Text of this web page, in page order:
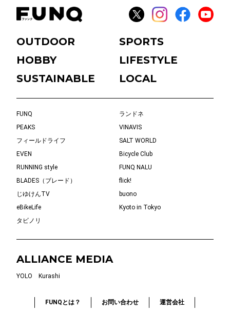
OUTDOOR
SPORTS
HOBBY
LIFESTYLE
SUSTAINABLE
LOCAL
FUNQ
ランドネ
PEAKS
VINAVIS
フィールドライフ
SALT WORLD
EVEN
Bicycle Club
RUNNING style
FUNQ NALU
BLADES（ブレード）
flick!
じゆけんTV
buono
eBikeLife
Kyoto in Tokyo
タビノリ
ALLIANCE MEDIA
YOLO Kurashi
FUNQとは？ お問い合わせ 運営会社